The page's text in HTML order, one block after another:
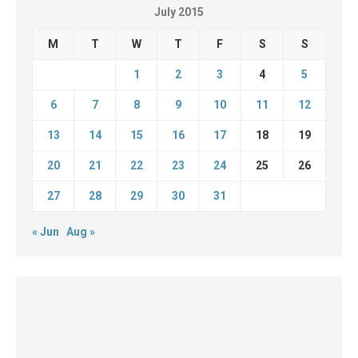
July 2015
M T W T F S S
1 2 3 4 5
6 7 8 9 10 11 12
13 14 15 16 17 18 19
20 21 22 23 24 25 26
27 28 29 30 31
« Jun Aug »